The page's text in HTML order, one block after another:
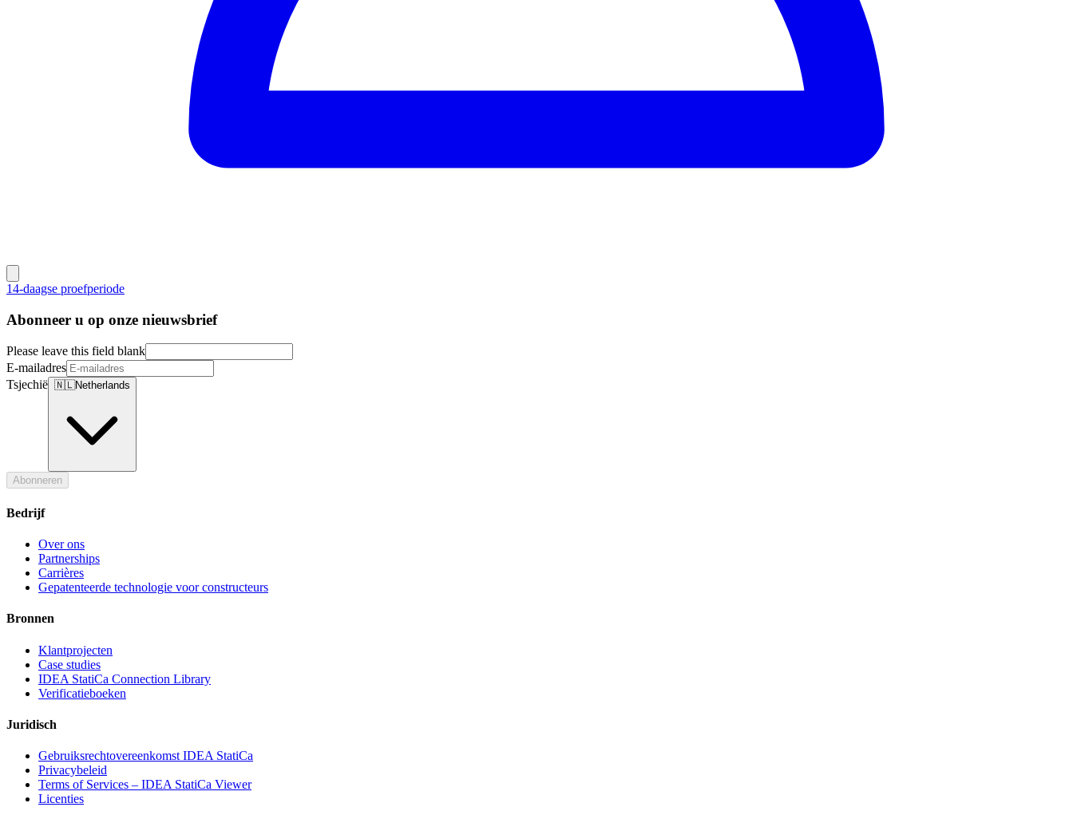
14-daagse proefperiode
Abonneer u op onze nieuwsbrief
Please leave this field blank
E-mailadres
Tsjechië 🇳🇱Netherlands
Abonneren
Bedrijf
Over ons
Partnerships
Carrières
Gepatenteerde technologie voor constructeurs
Bronnen
Klantprojecten
Case studies
IDEA StatiCa Connection Library
Verificatieboeken
Juridisch
Gebruiksrechtovereenkomst IDEA StatiCa
Privacybeleid
Terms of Services – IDEA StatiCa Viewer
Licenties